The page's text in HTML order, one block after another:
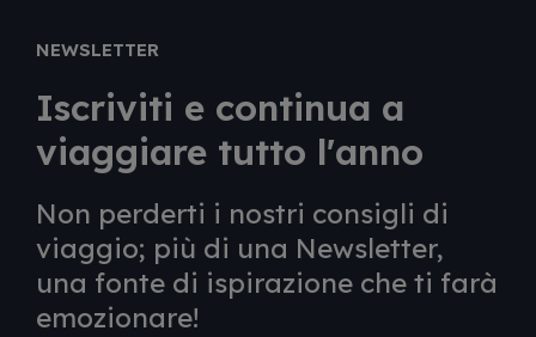
NEWSLETTER
Iscriviti e continua a
viaggiare tutto l'anno
Non perderti i nostri consigli di
viaggio; più di una Newsletter,
una fonte di ispirazione che ti farà
emozionare!